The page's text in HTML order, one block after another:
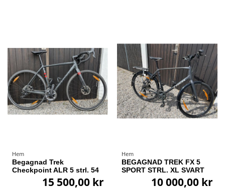
Hem
Begagnad Trek
Checkpoint ALR 5 strl. 54
15 500,00 kr
Hem
BEGAGNAD TREK FX 5
SPORT STRL. XL SVART
10 000,00 kr